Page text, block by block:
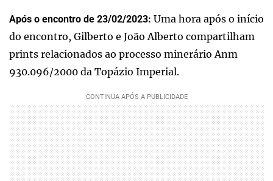
Após o encontro de 23/02/2023: Uma hora após o início
do encontro, Gilberto e João Alberto compartilham
prints relacionados ao processo minerário Anm
930.096/2000 da Topázio Imperial.